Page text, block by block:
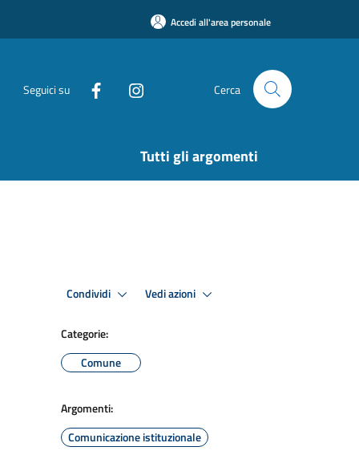
Accedi all'area personale
Seguici su Cerca
Tutti gli argomenti
Condividi Vedi azioni
Categorie:
Comune
Argomenti:
Comunicazione istituzionale